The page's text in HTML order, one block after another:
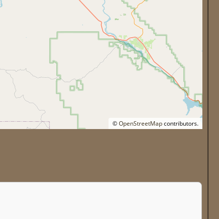
©OpenStreetMapcontributors.